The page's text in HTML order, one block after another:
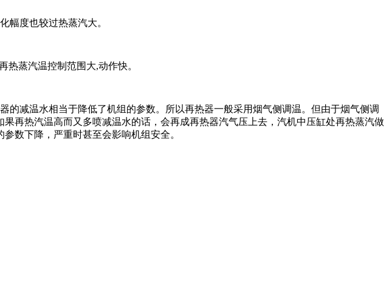
幅度也较过热蒸汽大。
蒸汽温控制范围大,动作快。
减温水相当于降低了机组的参数。所以再热器一般采用烟气侧调温。但由于烟气侧调
再热汽温高而又多喷减温水的话，会再成再热器汽气压上去，汽机中压缸处再热蒸汽做
数下降，严重时甚至会影响机组安全。